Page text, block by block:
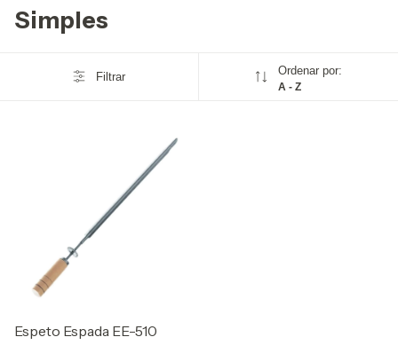
Simples
Filtrar Ordenar por:
A - Z
Espeto Espada EE-510